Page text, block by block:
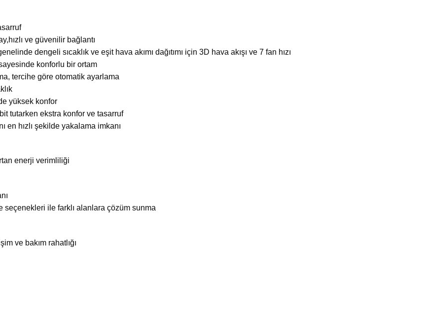
ve güvenilir bağlantı
dengeli sıcaklık ve eşit hava akımı dağıtımı için 3D hava akışı ve 7 fan hızı
konforlu bir ortam
tercihe göre otomatik ayarlama
yüksek konfor
tutarken ekstra konfor ve tasarruf
en hızlı şekilde yakalama imkanı
enerji verimliliği
ile farklı alanlara çözüm sunma
ve bakım rahatlığı